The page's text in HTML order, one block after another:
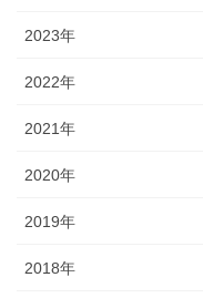
2023年
2022年
2021年
2020年
2019年
2018年